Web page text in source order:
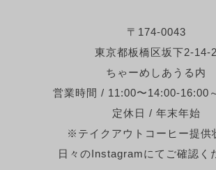
〒174-0043
東京都板橋区坂下2-14-2
ちゃーめしあうる内
営業時間 / 11:00〜14:00-16:00
定休日 / 年末年始
※テイクアウトコーヒー提供
日々のInstagramにてご確認く